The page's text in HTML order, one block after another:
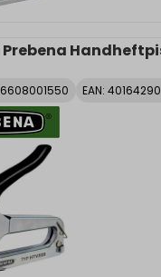
Prebena
6608001550 EAN: